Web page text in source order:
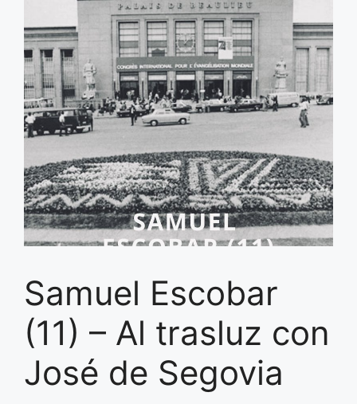
Samuel Escobar
(11) – Al trasluz con
José de Segovia